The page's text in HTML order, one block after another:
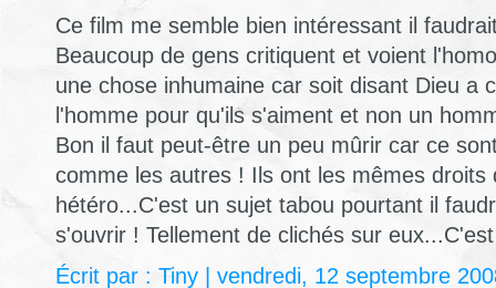
Ce film me semble bien intéressant il
Beaucoup de gens critiquent et voient
une chose inhumaine car soit disant Dieu a
l'homme pour qu'ils s'aiment et non un
Bon il faut peut-être un peu mûrir car ce
comme les autres ! Ils ont les mêmes droits
hétéro...C'est un sujet tabou pourtant il
s'ouvrir ! Tellement de clichés sur
Écrit par : Tiny | vendredi, 12 septembre